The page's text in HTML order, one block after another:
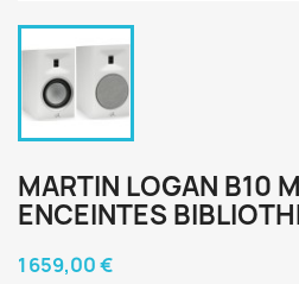
MARTIN LOGAN B10
ENCEINTES
1 659,00 €